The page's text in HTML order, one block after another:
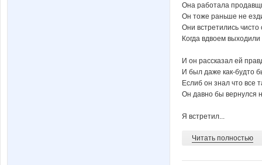
Она работала
Он тоже раньше не
Они встретились чисто
Когда вдвоем выходили
И он рассказал ей
И был даже как-будто
Еслиб он знал что все
Он давно бы вернулся
Я встретил...
Читать полностью